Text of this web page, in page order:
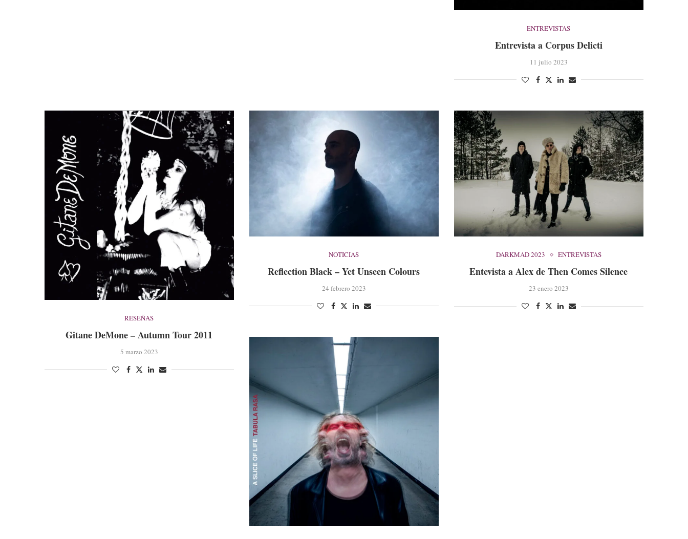
ENTREVISTAS
Entrevista a Corpus Delicti
11 julio 2023
RESEÑAS
Gitane DeMone – Autumn Tour 2011
5 marzo 2023
NOTICIAS
Reflection Black – Yet Unseen Colours
24 febrero 2023
DARKMAD 2023 ENTREVISTAS
Entevista a Alex de Then Comes Silence
23 enero 2023